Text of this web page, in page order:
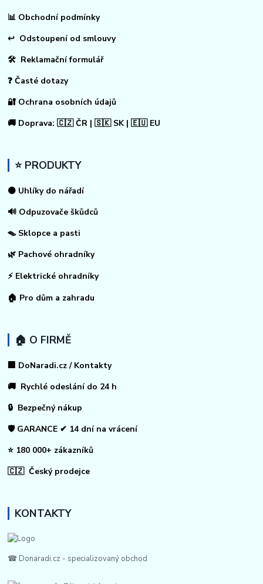
📊 Obchodní podmínky
↩ Odstoupení od smlouvy
🛠 Reklamační formulář
❓ Časté dotazy
🔐 Ochrana osobních údajů
🚚 Doprava: 🇨🇿 ČR | 🇸🇰 SK | 🇪🇺 EU
⭐ PRODUKTY
⚫ Uhlíky do nářadí
🔊 Odpuzovače škůdců
🪤 Sklopce a pasti
🌿 Pachové ohradníky
⚡ Elektrické ohradníky
🏠 Pro dům a zahradu
🏠 O FIRMĚ
🏢 DoNaradi.cz / Kontakty
🚚 Rychlé odeslání do 24 h
🔒 Bezpečný nákup
🛡️ GARANCE ✔ 14 dní na vrácení
⭐ 180 000+ zákazníků
🇨🇿 Český prodejce
KONTAKTY
☎ Donaradi.cz - specializovaný obchod